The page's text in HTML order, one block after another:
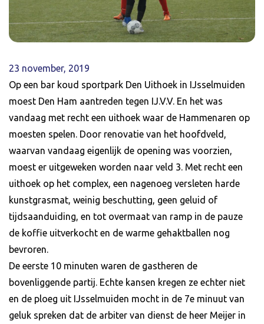
23 november, 2019
Op een bar koud sportpark Den Uithoek in IJsselmuiden
moest Den Ham aantreden tegen IJ.V.V. En het was
vandaag met recht een uithoek waar de Hammenaren op
moesten spelen. Door renovatie van het hoofdveld,
waarvan vandaag eigenlijk de opening was voorzien,
moest er uitgeweken worden naar veld 3. Met recht een
uithoek op het complex, een nagenoeg versleten harde
kunstgrasmat, weinig beschutting, geen geluid of
tijdsaanduiding, en tot overmaat van ramp in de pauze
de koffie uitverkocht en de warme gehaktballen nog
bevroren.
De eerste 10 minuten waren de gastheren de
bovenliggende partij. Echte kansen kregen ze echter niet
en de ploeg uit IJsselmuiden mocht in de 7e minuut van
geluk spreken dat de arbiter van dienst de heer Meijer in